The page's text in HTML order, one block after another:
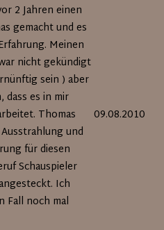
2 Jahren einen
gemacht und es
Meinen
nicht gekündigt
sein ) aber
dass es in mir
Thomas
und
für diesen
Schauspieler
Ich
Fall noch mal
09.08.2010